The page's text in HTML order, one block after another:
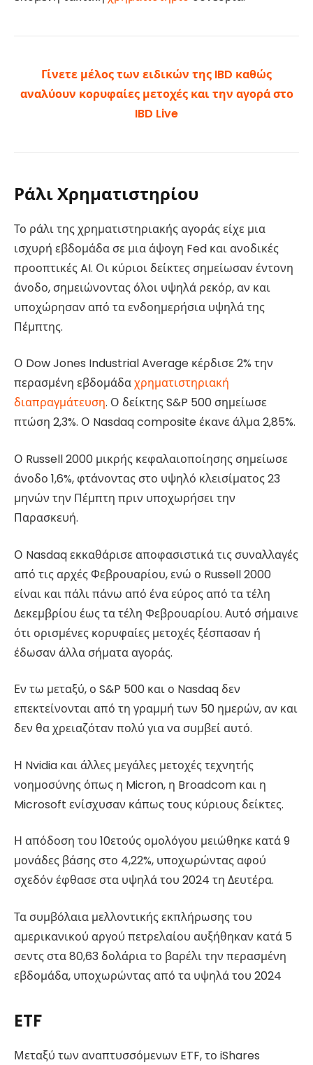
Γίνετε μέλος των ειδικών της IBD καθώς
αναλύουν κορυφαίες μετοχές και την αγορά στο
IBD Live
Ράλι Χρηματιστηρίου
Το ράλι της χρηματιστηριακής αγοράς είχε μια
ισχυρή εβδομάδα σε μια άψογη Fed και ανοδικές
προοπτικές AI. Οι κύριοι δείκτες σημείωσαν έντονη
άνοδο, σημειώνοντας όλοι υψηλά ρεκόρ, αν και
υποχώρησαν από τα ενδοημερήσια υψηλά της
Πέμπτης.
Ο Dow Jones Industrial Average κέρδισε 2% την
περασμένη εβδομάδαχρηματιστηριακή
διαπραγμάτευση. Ο δείκτης S&P 500 σημείωσε
πτώση 2,3%. Ο Nasdaq composite έκανε άλμα 2,85%.
Ο Russell 2000 μικρής κεφαλαιοποίησης σημείωσε
άνοδο 1,6%, φτάνοντας στο υψηλό κλεισίματος 23
μηνών την Πέμπτη πριν υποχωρήσει την
Παρασκευή.
Ο Nasdaq εκκαθάρισε αποφασιστικά τις συναλλαγές
από τις αρχές Φεβρουαρίου, ενώ ο Russell 2000
είναι και πάλι πάνω από ένα εύρος από τα τέλη
Δεκεμβρίου έως τα τέλη Φεβρουαρίου. Αυτό σήμαινε
ότι ορισμένες κορυφαίες μετοχές ξέσπασαν ή
έδωσαν άλλα σήματα αγοράς.
Εν τω μεταξύ, ο S&P 500 και ο Nasdaq δεν
επεκτείνονται από τη γραμμή των 50 ημερών, αν και
δεν θα χρειαζόταν πολύ για να συμβεί αυτό.
Η Nvidia και άλλες μεγάλες μετοχές τεχνητής
νοημοσύνης όπως η Micron, η Broadcom και η
Microsoft ενίσχυσαν κάπως τους κύριους δείκτες.
Η απόδοση του 10ετούς ομολόγου μειώθηκε κατά 9
μονάδες βάσης στο 4,22%, υποχωρώντας αφού
σχεδόν έφθασε στα υψηλά του 2024 τη Δευτέρα.
Τα συμβόλαια μελλοντικής εκπλήρωσης του
αμερικανικού αργού πετρελαίου αυξήθηκαν κατά 5
σεντς στα 80,63 δολάρια το βαρέλι την περασμένη
εβδομάδα, υποχωρώντας από τα υψηλά του 2024
ETF
Μεταξύ των αναπτυσσόμενων ETF, το iShares